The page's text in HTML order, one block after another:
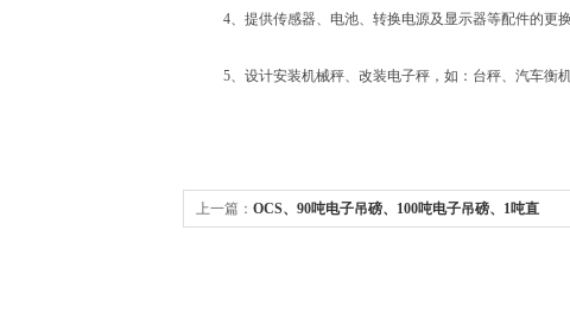
4、提供传感器、电池、转换电源及显示器等配件的更换
5、设计安装机械秤、改装电子秤，如：台秤、汽车衡机
上一篇： OCS、90吨电子吊磅、100吨电子吊磅、1吨直